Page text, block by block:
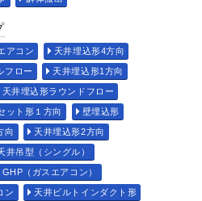
アコン 天井埋込形4方向
フロー 天井埋込形1方向
天井埋込形ラウンドフロー
ット形１方向 壁埋込形
向 天井埋込形2方向
井吊型（シングル）
GHP（ガスエアコン）
ン 天井ビルトインダクト形